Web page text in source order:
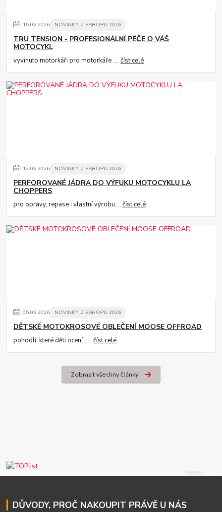
15.06.2026 NOVINKY Z ESHOPU 2026
TRU TENSION - PROFESIONÁLNÍ PÉČE O VÁŠ
MOTOCYKL
vyvinuto motorkáři pro motorkáře ....číst celé
12.06.2026 NOVINKY Z ESHOPU 2026
PERFOROVANÉ JÁDRA DO VÝFUKU MOTOCYKLU LA
CHOPPERS
pro opravy, repase i vlastní výrobu....číst celé
05.06.2026 NOVINKY Z ESHOPU 2026
DĚTSKÉ MOTOKROSOVÉ OBLEČENÍ MOOSE OFFROAD
pohodlí, které děti ocení .....číst celé
Zobrazit všechny články
DŮVODY, PROČ NAKOUPIT PRÁVĚ U NÁS